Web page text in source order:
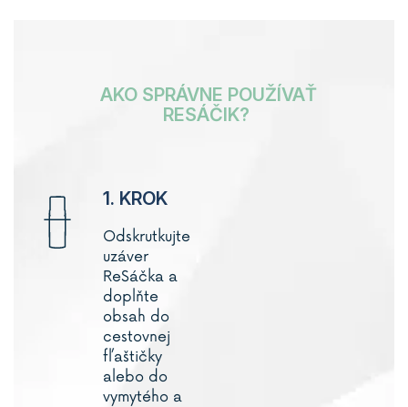
AKO SPRÁVNE POUŽÍVAŤ
RESÁČIK?
1. KROK
Odskrutkujte
uzáver
ReSáčka a
doplňte
obsah do
cestovnej
fľaštičky
alebo do
vymytého a